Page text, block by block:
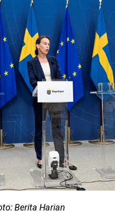
Berita Harian